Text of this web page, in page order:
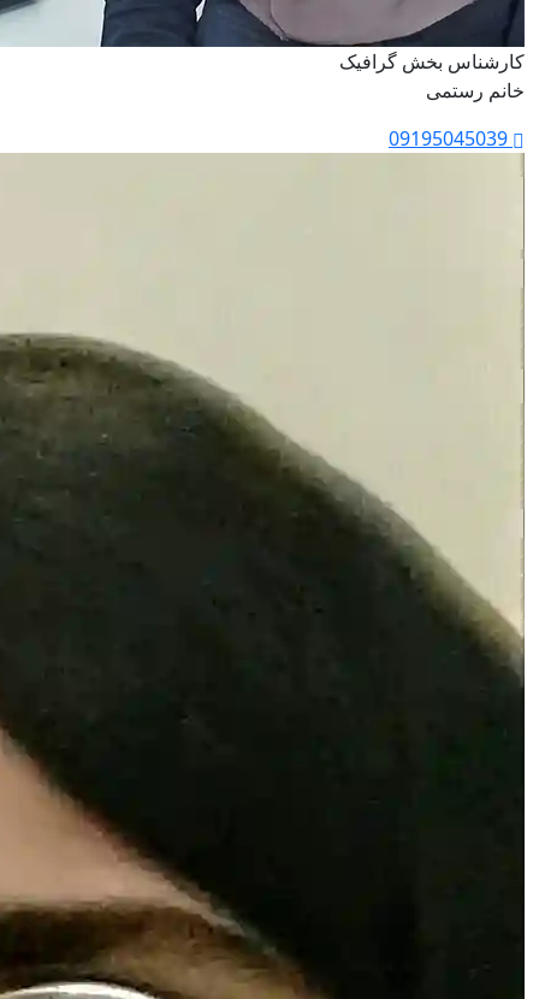
کارشناس بخش گرافیک
خانم رستمی